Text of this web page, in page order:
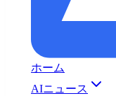
ホーム
AIニュース